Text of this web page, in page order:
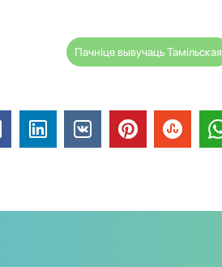
Пачніце вывучаць Тамільская